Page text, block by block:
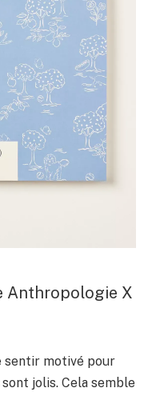
Anthropologie X
sentir motivé pour
jolis. Cela semble